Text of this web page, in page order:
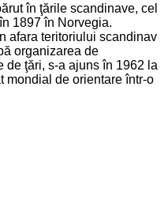
în ţările scandinave, cel
1897 în Norvegia.
afara teritoriului scandinav
organizarea de
de ţări, s-a ajuns în 1962 la
mondial de orientare într-o